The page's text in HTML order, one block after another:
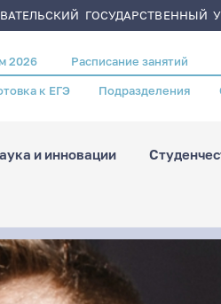
ГОСУДАРСТВЕННЫЙ
2026 Расписание занятий
к ЕГЭ Подразделения
и инновации